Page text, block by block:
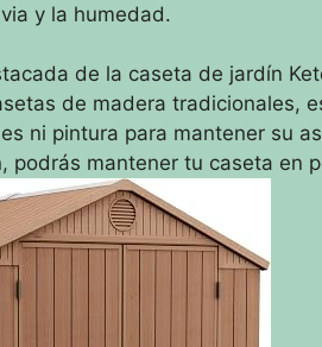
y la humedad.
de la caseta de jardín
de madera tradicionales,
ni pintura para mantener su
podrás mantener tu caseta en